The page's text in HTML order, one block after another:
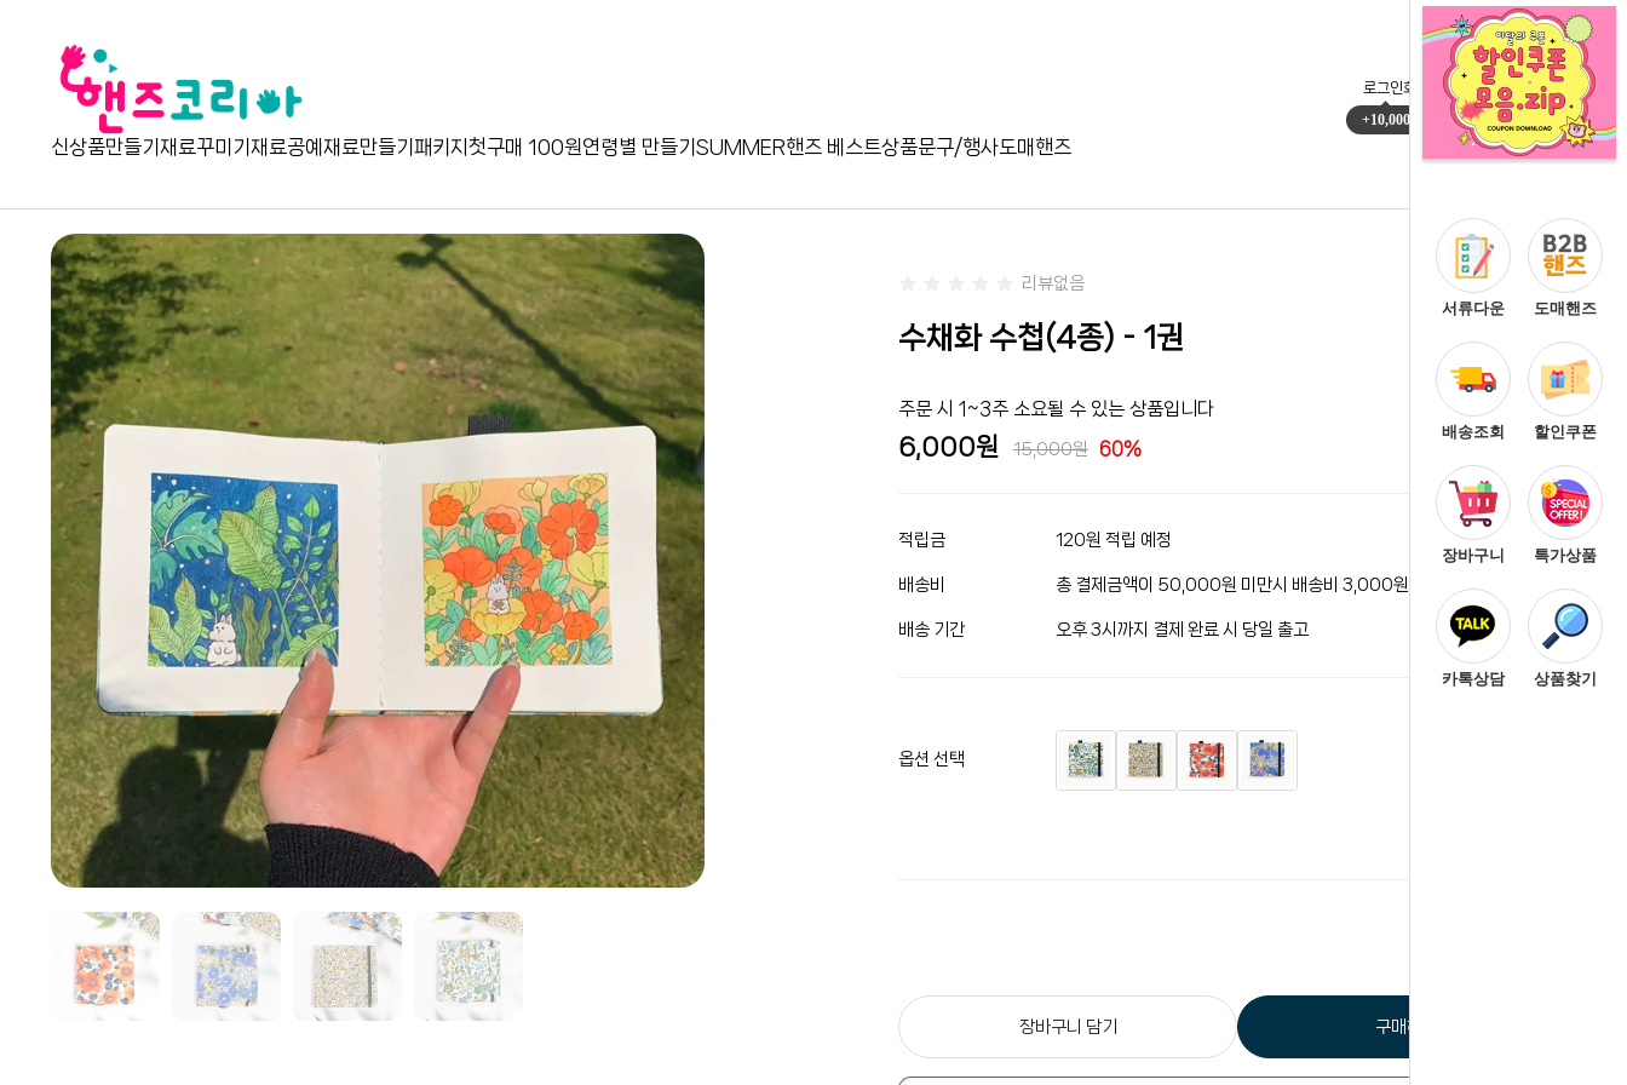
로그인회원가입
+10,000
마이페이지 주문배송
신상품만들기재료꾸미기재료공예재료만들기패키지 첫구매 100원연령별 만들기 SUMMER핸즈 베스트상품문구/행사도매핸즈 0
서류다운 도매핸즈
배송조회 할인쿠폰
장바구니 특가상품
카톡상담 상품찾기
리뷰없음
수채화 수첩(4종) - 1권
주문 시 1~3주 소요될 수 있는 상품입니다
6,000 15,000 60%
적립금 120원 적립 예정
배송비 총 결제금액이 50,000원 미만시 배송비 3,000원이 청구됩니다.
배송 기간 오후 3시까지 결제 완료 시 당일 출고
옵션 선택
장바구니 담기 구매하기